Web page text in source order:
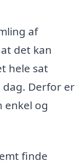
af
det kan
hele sat
Derfor er
enkel og
finde